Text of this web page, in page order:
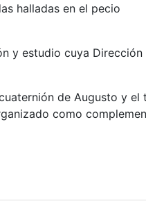
halladas en el pecio
y estudio cuya
de Augusto y el
como